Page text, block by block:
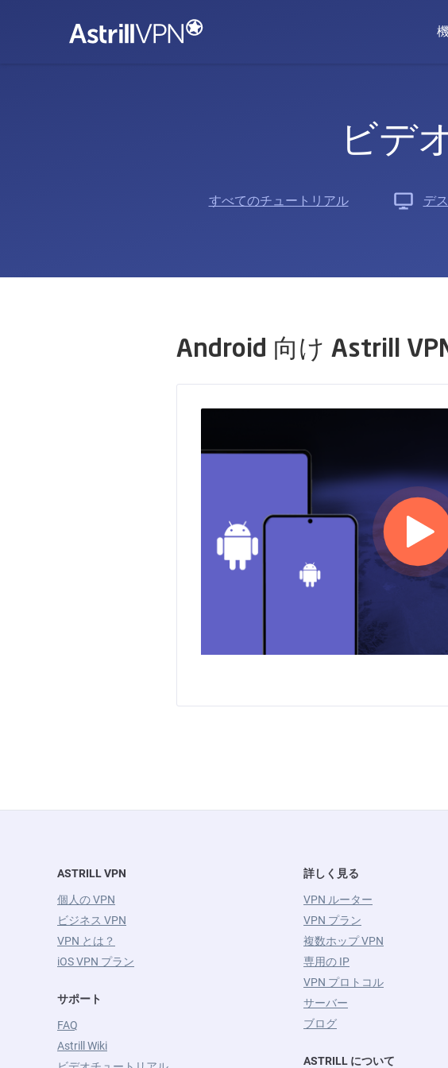
ビデ
すべてのチュートリアル デ
Android 向け Astrill
ASTRILL VPN
個人の VPN
ビジネス VPN
VPN とは？
iOS VPN プラン
サポート
FAQ
Astrill Wiki
詳しく見る
VPN ルーター
VPN プラン
複数ホップ VPN
専用の IP
VPN プロトコル
サーバー
ブログ
ASTRILL について